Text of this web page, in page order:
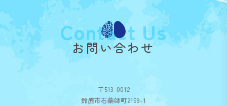
Contact Us
お問い合わせ
〒513-0012
鈴鹿市石薬師町2159-1